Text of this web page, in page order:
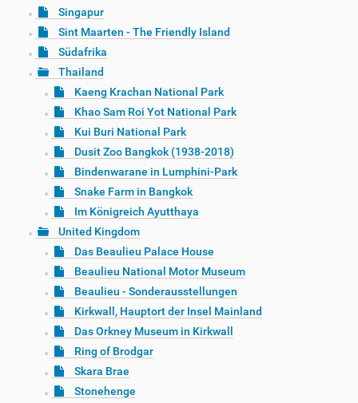
Singapur
Sint Maarten - The Friendly Island
Südafrika
Thailand
Kaeng Krachan National Park
Khao Sam Roi Yot National Park
Kui Buri National Park
Dusit Zoo Bangkok (1938-2018)
Bindenwarane in Lumphini-Park
Snake Farm in Bangkok
Im Königreich Ayutthaya
United Kingdom
Das Beaulieu Palace House
Beaulieu National Motor Museum
Beaulieu - Sonderausstellungen
Kirkwall, Hauptort der Insel Mainland
Das Orkney Museum in Kirkwall
Ring of Brodgar
Skara Brae
Stonehenge